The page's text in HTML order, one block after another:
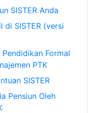
SISTER Anda
di SISTER (versi
Formal
PTK
SISTER
Pensiun Oleh